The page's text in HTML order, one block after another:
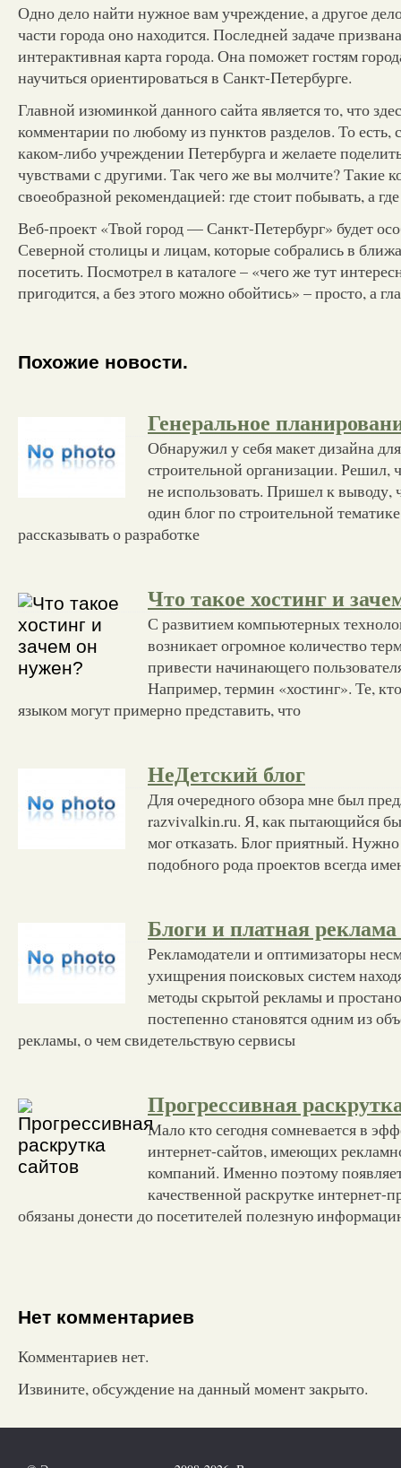
Одно дело найти нужное вам учреждение, а другое
части города оно находится. Последней задаче
интерактивная карта города. Она поможет гостям
научиться ориентироваться в Санкт-Петербурге.
Главной изюминкой данного сайта является то, что
комментарии по любому из пунктов разделов. То
каком-либо учреждении Петербурга и желаете
чувствами с другими. Так чего же вы молчите? Такие
своеобразной рекомендацией: где стоит побывать, а
Веб-проект «Твой город — Санкт-Петербург» будет
Северной столицы и лицам, которые собрались в
посетить. Посмотрел в каталоге – «чего же тут
пригодится, а без этого можно обойтись» – просто, а
Похожие новости.
Генеральное
Обнаружил у себя макет дизайна
строительной организации. Решил,
не использовать. Пришел к выводу,
один блог по строительной
рассказывать о разработке
Что такое хостинг и
С развитием компьютерных
возникает огромное количество
привести начинающего
Например, термин «хостинг». Те,
языком могут примерно представить, что
НеДетский блог
Для очередного обзора мне был
razvivalkin.ru. Я, как пытающийся
мог отказать. Блог приятный.
подобного рода проектов всегда
Блоги и платная
Рекламодатели и оптимизаторы
ухищрения поисковых систем
методы скрытой рекламы и
постепенно становятся одним из
рекламы, о чем свидетельствую сервисы
Прогрессивная
Мало кто сегодня сомневается в
интернет-сайтов, имеющих
компаний. Именно поэтому
качественной раскрутке интернет-
обязаны донести до посетителей полезную
Нет комментариев
Комментариев нет.
Извините, обсуждение на данный момент закрыто.